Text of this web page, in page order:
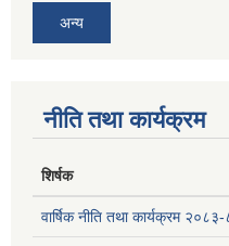
अन्य
नीति तथा कार्यक्रम
शिर्षक
वार्षिक नीति तथा कार्यक्रम